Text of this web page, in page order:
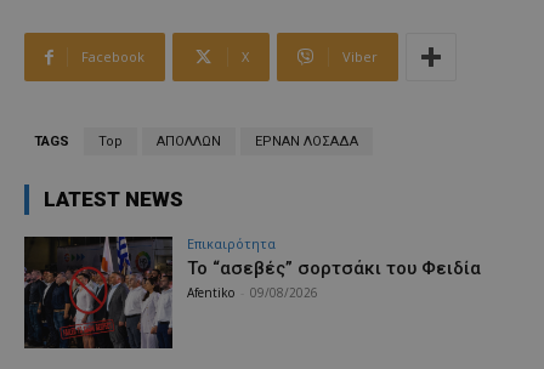
Facebook X Viber
TAGS Top ΑΠΟΛΛΩΝ ΕΡΝΑΝ ΛΟΣΑΔΑ
LATEST NEWS
Επικαιρότητα
Το “ασεβές” σορτσάκι του Φειδία
Afentiko 09/08/2026